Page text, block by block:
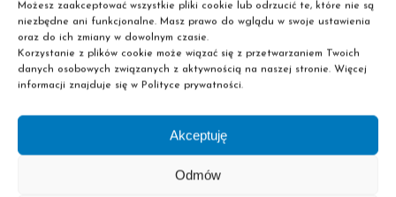
Możesz zaakceptować wszystkie pliki cookie lub odrzucić te, które nie są
niezbędne ani funkcjonalne. Masz prawo do wglądu w swoje ustawienia
oraz do ich zmiany w dowolnym czasie.
Korzystanie z plików cookie może wiązać się z przetwarzaniem Twoich
danych osobowych związanych z aktywnością na naszej stronie. Więcej
informacji znajduje się w Polityce prywatności.
Akceptuję
Odmów
Cena kursu
(płatna jednorazowo).